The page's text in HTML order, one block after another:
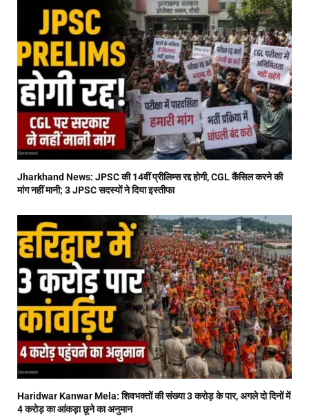
Jharkhand News: JPSC की 14वीं प्रीलिम्स रद्द होगी, CGL कैंसिल करने की
मांग नहीं मानी; 3 JPSC सदस्यों ने दिया इस्तीफा
Haridwar Kanwar Mela: शिवभक्तों की संख्या 3 करोड़ के पार, अगले दो दिनों में
4 करोड़ का आंकड़ा छूने का अनुमान